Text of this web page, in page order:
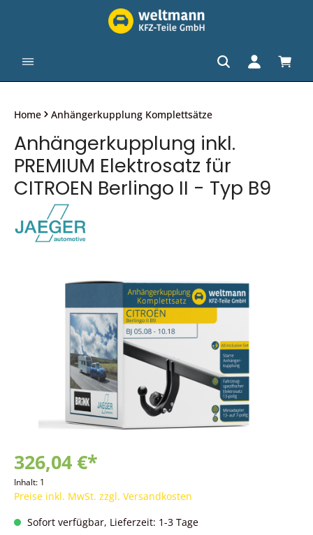
Home Anhängerkupplung Komplettsätze
Anhängerkupplung inkl.
PREMIUM Elektrosatz für
CITROEN Berlingo II - Typ B9
Bildergalerie überspringen
326,04 €*
Inhalt: 1
Preise inkl. MwSt. zzgl. Versandkosten
Sofort verfügbar, Lieferzeit: 1-3 Tage